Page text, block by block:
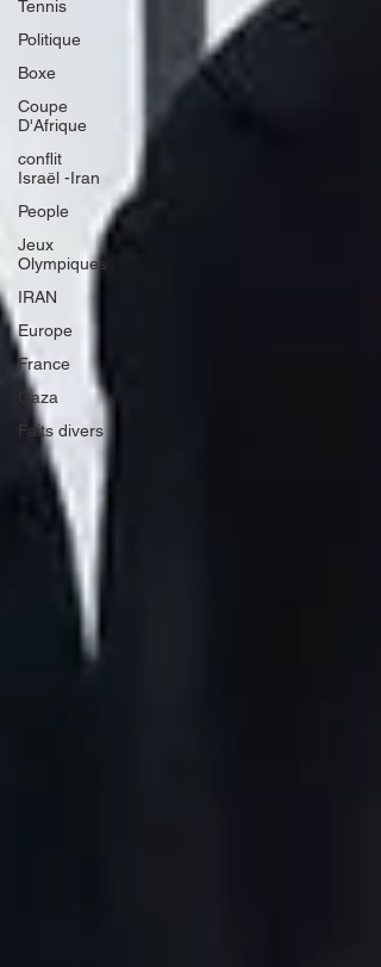
Tennis
Politique
Boxe
Coupe
D'Afrique
conflit
Israël -Iran
People
Jeux
Olympiques
IRAN
Europe
France
Gaza
Faits divers